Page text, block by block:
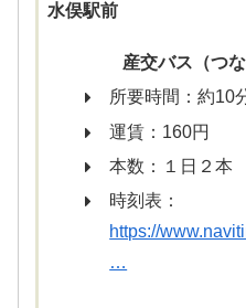
水俣駅前
産交バス（つ
所要時間：約10
運賃：160円
本数：１日２本
時刻表：
https://
…